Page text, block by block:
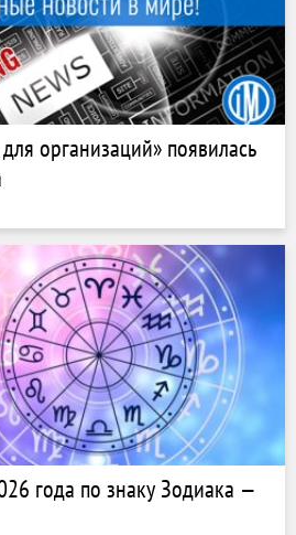
организаций» появилась
года по знаку Зодиака —